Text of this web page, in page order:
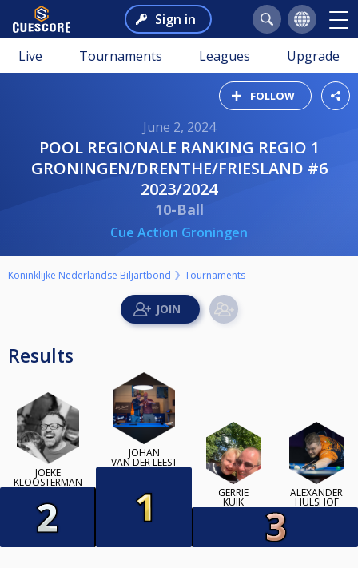
Sign in
Live Tournaments Leagues Upgrade
FOLLOW
June 2, 2024
POOL REGIONALE RANKING REGIO 1
GRONINGEN/DRENTHE/FRIESLAND #6
2023/2024
10-Ball
Cue Action Groningen
Koninklijke Nederlandse Biljartbond Tournaments
Results
JOEKE
KLOOSTERMAN
JOHAN
VAN DER LEEST
GERRIE
KUIK
ALEXANDER
HULSHOF